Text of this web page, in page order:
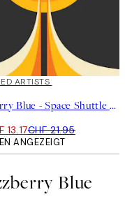
ARTISTS
Jazzberry Blue - Space Shuttle No2 Poster
13.17CHF 21.95
ANGEZEIGT
Blue